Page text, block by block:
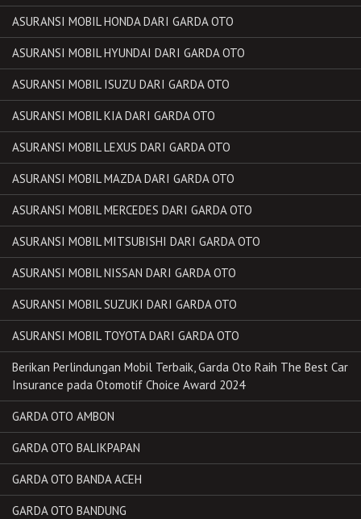
ASURANSI MOBIL HONDA DARI GARDA OTO
ASURANSI MOBIL HYUNDAI DARI GARDA OTO
ASURANSI MOBIL ISUZU DARI GARDA OTO
ASURANSI MOBIL KIA DARI GARDA OTO
ASURANSI MOBIL LEXUS DARI GARDA OTO
ASURANSI MOBIL MAZDA DARI GARDA OTO
ASURANSI MOBIL MERCEDES DARI GARDA OTO
ASURANSI MOBIL MITSUBISHI DARI GARDA OTO
ASURANSI MOBIL NISSAN DARI GARDA OTO
ASURANSI MOBIL SUZUKI DARI GARDA OTO
ASURANSI MOBIL TOYOTA DARI GARDA OTO
Berikan Perlindungan Mobil Terbaik, Garda Oto Raih The Best Car
Insurance pada Otomotif Choice Award 2024
GARDA OTO AMBON
GARDA OTO BALIKPAPAN
GARDA OTO BANDA ACEH
GARDA OTO BANDUNG